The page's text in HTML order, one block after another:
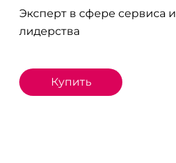
Эксперт в сфере сервиса и
лидерства
Купить